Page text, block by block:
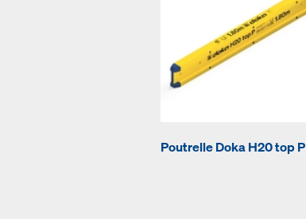
Poutrelle Doka H20 top P